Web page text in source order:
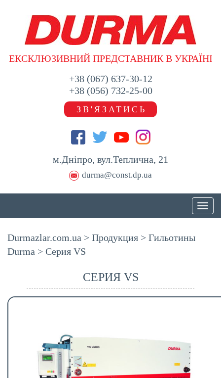
ЕКСКЛЮЗИВНИЙ ПРЕДСТАВНИК В УКРАЇНІ
+38 (067) 637-30-12
+38 (056) 732-25-00
ЗВ'ЯЗАТИСЬ
м.Дніпро, вул.Теплична, 21
durma@const.dp.ua
Toggle
Durmazlar.com.ua > Продукция > Гильотины
Durma > Серия VS
СЕРИЯ VS